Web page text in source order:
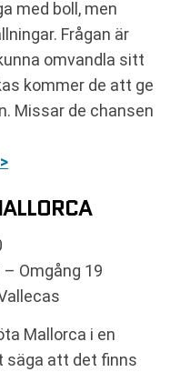
med boll, men
Frågan är
omvandla sitt
kommer de att ge
Missar de chansen
– Omgång 19
Mallorca i en
säga att det finns